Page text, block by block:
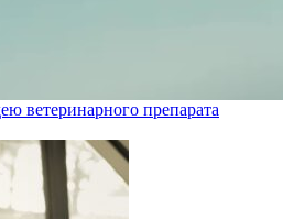
ветеринарного препарата